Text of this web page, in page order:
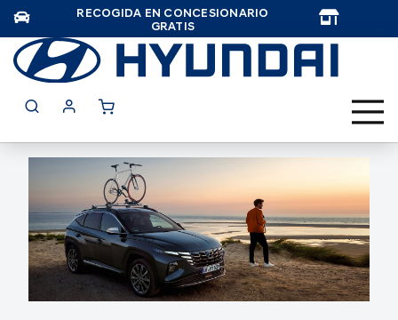
RECOGIDA EN CONCESIONARIO
GRATIS